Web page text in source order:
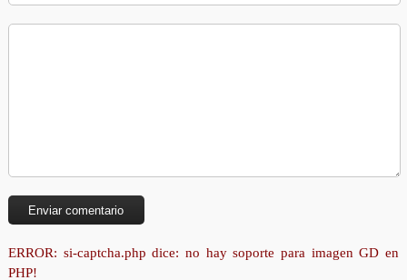
ERROR: si-captcha.php dice: no hay soporte para imagen GD en
PHP!